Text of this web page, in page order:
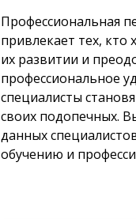
Профессиональная
привлекает тех,
их развитии и
профессиональное
специалисты
своих подопечных.
данных
обучению и